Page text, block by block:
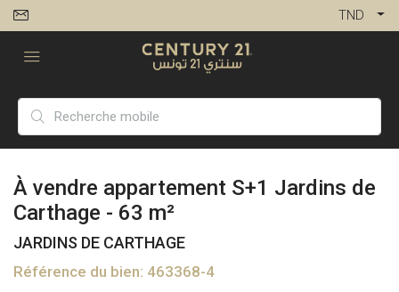
TND
À vendre appartement S+1 Jardins de
Carthage - 63 m²
JARDINS DE CARTHAGE
Référence du bien: 463368-4